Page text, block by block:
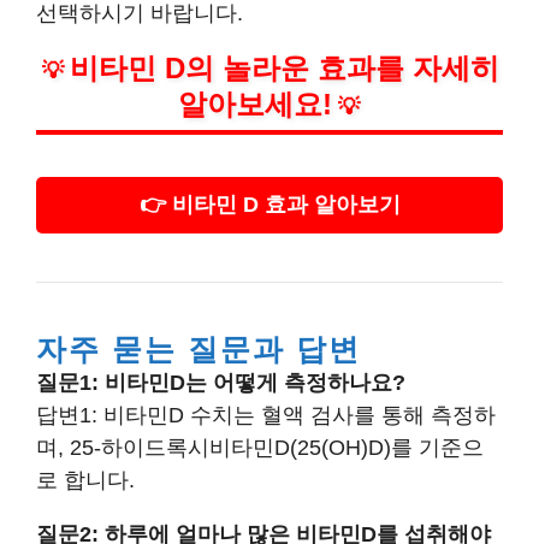
선택하시기 바랍니다.
💡 비타민 D의 놀라운 효과를 자세히
알아보세요! 💡
👉 비타민 D 효과 알아보기
자주 묻는 질문과 답변
질문1: 비타민D는 어떻게 측정하나요?
답변1: 비타민D 수치는 혈액 검사를 통해 측정하
며, 25-하이드록시비타민D(25(OH)D)를 기준으
로 합니다.
질문2: 하루에 얼마나 많은 비타민D를 섭취해야